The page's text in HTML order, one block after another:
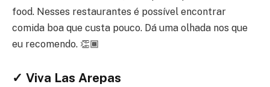
food. Nesses restaurantes é possível encontrar
comida boa que custa pouco. Dá uma olhada nos que
eu recomendo. 👏🏾
✓ Viva Las Arepas